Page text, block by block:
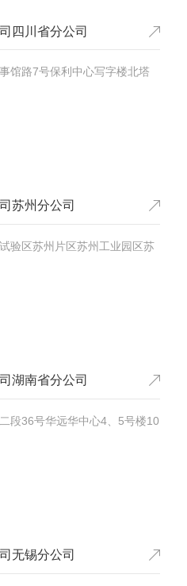
四川省分公司
馆路7号保利中心写字楼北塔
苏州分公司
验区苏州片区苏州工业园区苏
湖南省分公司
段36号华远华中心4、5号楼10
无锡分公司